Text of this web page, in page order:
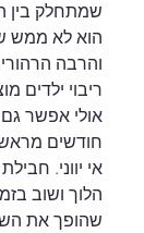
שמתחלק בין
הוא לא ממש
והרבה
ריבוי ילדים
אולי אפשר
חודשים
אי יווני.
הלוך ושוב
שהופך את